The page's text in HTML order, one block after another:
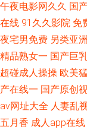
91猫先生在线 国产精
面 国产av色福利 欧美
品推荐 日本啊在线免
国产精品色色av 91se
午夜电影网久久 国
在线 91久久影院 免
夜宅男免费 另类亚
精品熟女一 国产巨
超碰成人操操 欧美
产在线一 国产原创
av网址大全 人妻乱
五月香 成人app在线